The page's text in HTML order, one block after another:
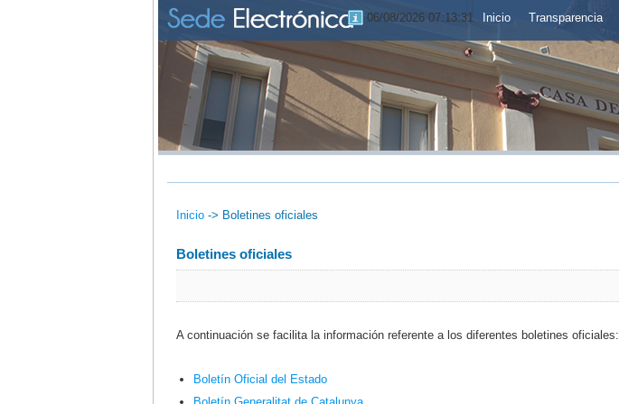
06/08/2026 07:13:32 Inicio Transparencia
Inicio-> Boletines oficiales
Boletines oficiales
A continuación se facilita la información referente a los diferentes boletines oficiales:
Boletín Oficial del Estado
Boletín Generalitat de Catalunya